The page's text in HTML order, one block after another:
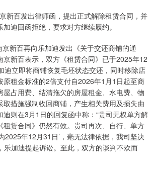
百发出律师函，提出正式解除租赁合同，并
迪回函拒绝，要求对方继续履约。
百再向乐加迪发出《关于交还商铺的通
京新百表示，双方《租赁合同》已于2025年12
迪立即将商铺恢复毛坯状态交还，同时移除店
原租金标准的2倍支付自2026年1月1日起至商
屋占用费、结清拖欠的房屋租金、水电费、物
取措施强制收回商铺，产生相关费用及损失由
迪则在3月1日的回复函中称：“贵司无权单方解
租赁合同》仍然有效。贵司再次、自行、单方
2025年12月31日’，毫无法律依据，我司坚决
乐加迪提起诉讼。至此，双方的谈判不欢而